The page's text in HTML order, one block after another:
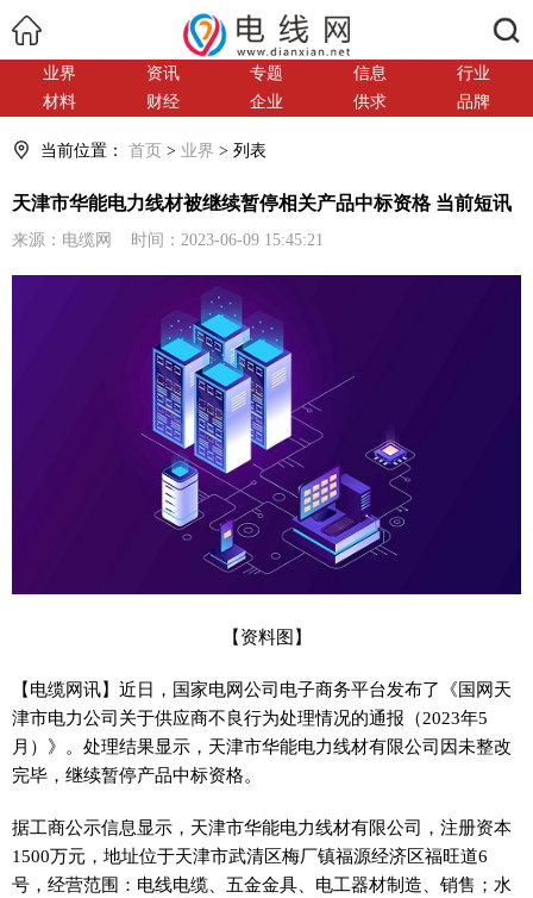
业界 资讯 专题 信息
行业
材料
财经 企业 供求 品牌
当前位置： 首页 > 业界 > 列表
天津市华能电力线材被继续暂停相关产品中标资格 当前短讯
来源：电缆网 时间：2023-06-09 15:45:21
【资料图】
【电缆网讯】近日，国家电网公司电子商务平台发布了《国网天
津市电力公司关于供应商不良行为处理情况的通报（2023年5
月）》。处理结果显示，天津市华能电力线材有限公司因未整改
完毕，继续暂停产品中标资格。
据工商公示信息显示，天津市华能电力线材有限公司，注册资本
1500万元，地址位于天津市武清区梅厂镇福源经济区福旺道6
号，经营范围：电线电缆、五金金具、电工器材制造、销售；水